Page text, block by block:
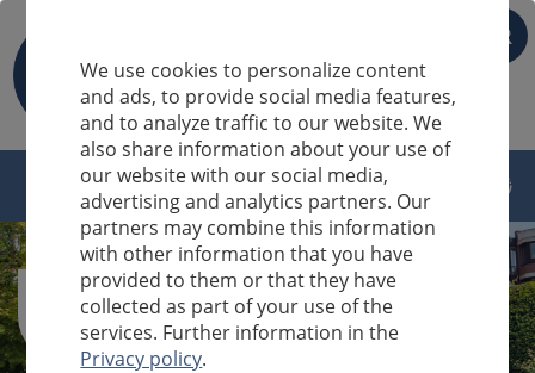
FR
We use cookies to personalize content
and ads, to provide social media features,
and to analyze traffic to our website. We
also share information about your use of
our website with our social media,
advertising and analytics partners. Our
partners may combine this information
with other information that you have
provided to them or that they have
collected as part of your use of the
services. Further information in the
Privacy policy.